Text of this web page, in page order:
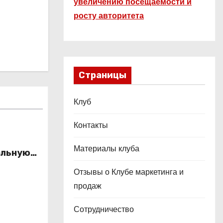
росту авторитета
Страницы
Клуб
Контакты
Материалы клуба
Отзывы о Клубе маркетинга и
продаж
Сотрудничество